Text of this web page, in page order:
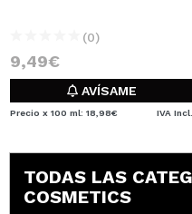
(0)
9,49€
AVÍSAME
Precio x 100 ml: 18,98€ IVA Incl.
TODAS LAS
COSMETICS